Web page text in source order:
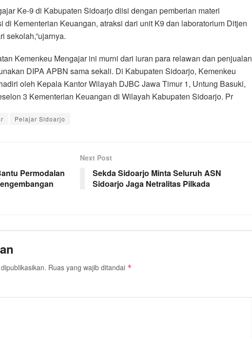
Ke-9 di Kabupaten Sidoarjo diisi dengan pemberian materi
di Kementerian Keuangan, atraksi dari unit K9 dan laboratorium Ditjen
sekolah,”ujarnya.
Kemenkeu Mengajar ini murni dari iuran para relawan dan penjualan
DIPA APBN sama sekali. Di Kabupaten Sidoarjo, Kemenkeu
oleh Kepala Kantor Wilayah DJBC Jawa Timur 1, Untung Basuki,
3 Kementerian Keuangan di Wilayah Kabupaten Sidoarjo. Pr
Pelajar Sidoarjo
Permodalan
Next Post
Sekda Sidoarjo Minta Seluruh ASN
Sidoarjo Jaga Netralitas Pilkada
Ruas yang wajib ditandai *